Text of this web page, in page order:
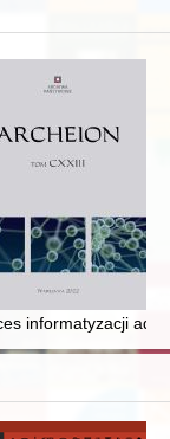
informatyzacji